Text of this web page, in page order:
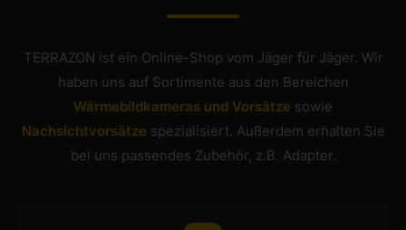
TERRAZON ist ein Online-Shop vom Jäger für Jäger. Wir
haben uns auf Sortimente aus den Bereichen
Wärmebildkameras und Vorsätze sowie
Nachsichtvorsätze spezialisiert. Außerdem erhalten Sie
bei uns passendes Zubehör, z.B. Adapter.